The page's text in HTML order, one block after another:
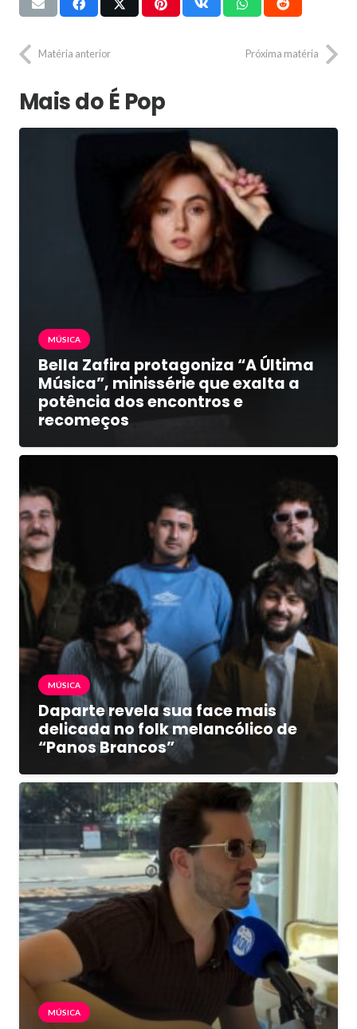
Matéria anterior Próxima matéria
Mais do É Pop
MÚSICA
Bella Zafira protagoniza “A Última
Música”, minissérie que exalta a
potência dos encontros e
recomeços
MÚSICA
Daparte revela sua face mais
delicada no folk melancólico de
“Panos Brancos”
MÚSICA